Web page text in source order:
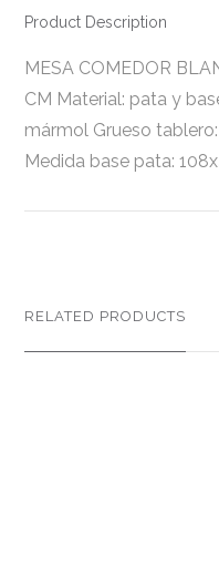
Product Description
MESA COMEDOR
CM Material: pata y
mármol Grueso
Medida base pata:
RELATED PRODUCTS